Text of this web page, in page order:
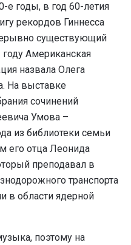
е годы, в год 60-летия
рекордов Гиннесса
существующий
Американская
назвала Олега
На выставке
сочинений
Умова –
из библиотеки семьи
его отца Леонида
преподавал в
транспорта
в области ядерной
поэтому на